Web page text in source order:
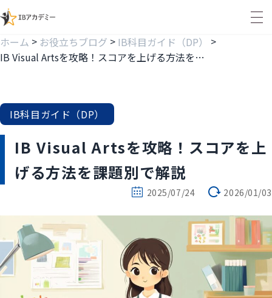
ホーム > お役立ちブログ > IB科目ガイド（DP）
>
IB Visual Artsを攻略！スコアを上げる方法を課題別で解説
IB科目ガイド（DP）
IB Visual Artsを攻略！スコアを上
げる方法を課題別で解説
2025/07/24 2026/01/03